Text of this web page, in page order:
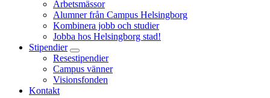
Arbetsmässor
Alumner från Campus Helsingborg
Kombinera jobb och studier
Jobba hos Helsingborg stad!
Stipendier
Resestipendier
Campus vänner
Visionsfonden
Kontakt